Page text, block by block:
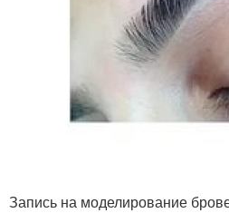
Запись на моделирование